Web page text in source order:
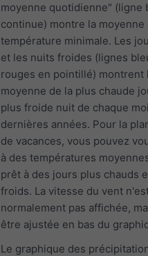
moyenne quotidienne" (ligne
continue) montre la moyenne
température minimale. Les
et les nuits froides (lignes
rouges en pointillé) montrent
moyenne de la plus chaude
plus froide nuit de chaque
dernières années. Pour la
de vacances, vous pouvez
à des températures
prêt à des jours plus chauds
froids. La vitesse du vent
normalement pas affichée,
être ajustée en bas du
Le graphique des